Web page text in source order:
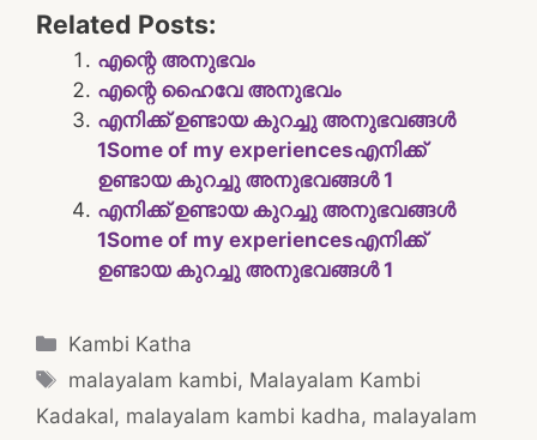
Related Posts:
എന്റെ അനുഭവം
എന്റെ ഹൈവേ അനുഭവം
എനിക്ക് ഉണ്ടായ കുറച്ചു അനുഭവങ്ങൾ
1Some of my experiencesഎനിക്ക്
ഉണ്ടായ കുറച്ചു അനുഭവങ്ങൾ 1
എനിക്ക് ഉണ്ടായ കുറച്ചു അനുഭവങ്ങൾ
1Some of my experiencesഎനിക്ക്
ഉണ്ടായ കുറച്ചു അനുഭവങ്ങൾ 1
Categories
Kambi Katha
Tags
malayalam kambi, Malayalam Kambi
Kadakal, malayalam kambi kadha, malayalam